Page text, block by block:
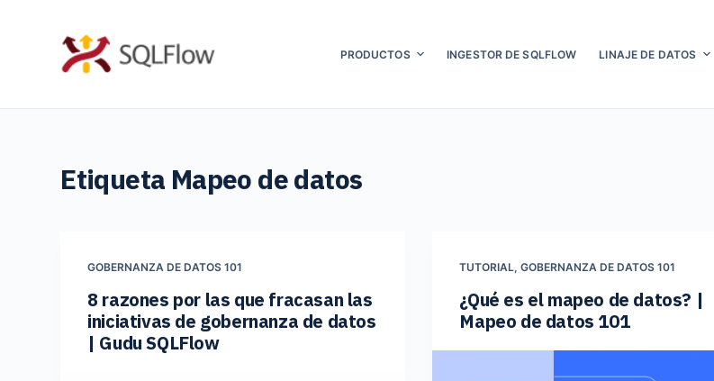
PRODUCTOS INGESTOR DE SQLFLOW LINAJE DE DATOS
Etiqueta Mapeo de datos
GOBERNANZA DE DATOS 101
8 razones por las que fracasan las
iniciativas de gobernanza de datos
| Gudu SQLFlow
TUTORIAL,GOBERNANZA DE DATOS 101
¿Qué es el mapeo de datos? |
Mapeo de datos 101